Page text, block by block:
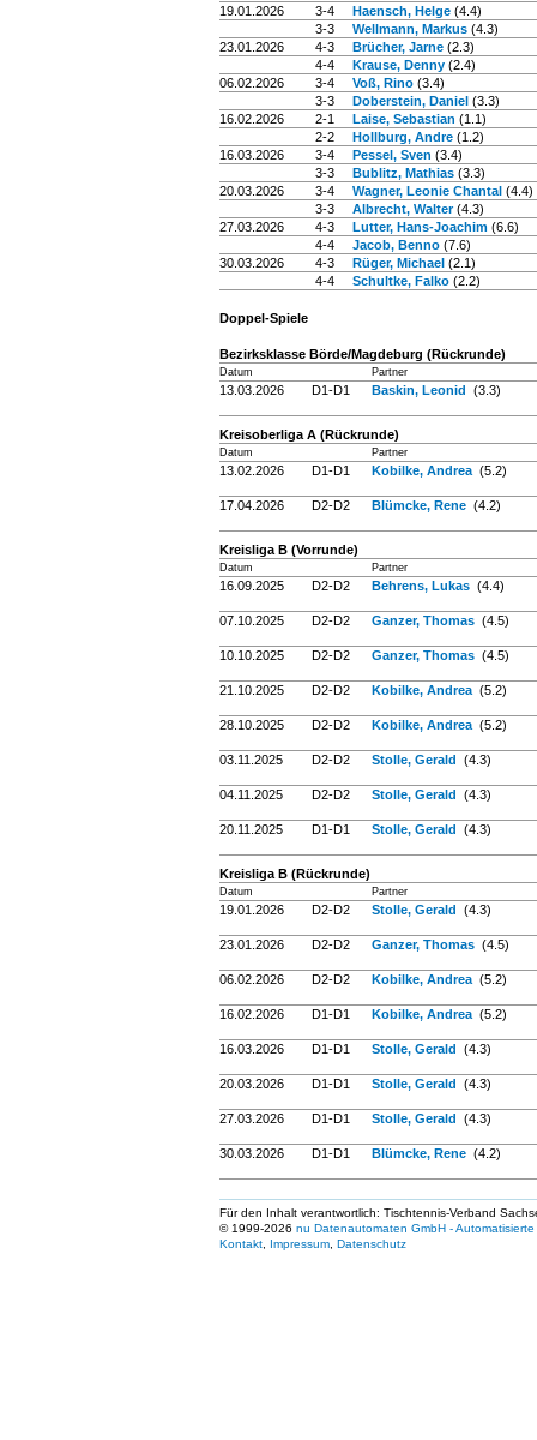
19.01.2026 3-4 Haensch, Helge (4.4)
3-3
Wellmann, Markus (4.3)
23.01.2026
4-3 Brücher, Jarne (2.3)
4-4
Krause, Denny (2.4)
06.02.2026
3-4 Voß, Rino (3.4)
3-3
Doberstein, Daniel (3.3)
16.02.2026
2-1 Laise, Sebastian (1.1)
2-2
Hollburg, Andre (1.2)
16.03.2026
3-4 Pessel, Sven (3.4)
3-3
Bublitz, Mathias (3.3)
20.03.2026
3-4 Wagner, Leonie Chantal (4.4)
3-3
Albrecht, Walter(4.3)
27.03.2026
4-3 Lutter, Hans-Joachim (6.6)
4-4
Jacob, Benno (7.6)
30.03.2026
4-3 Rüger, Michael (2.1)
4-4
Schultke, Falko (2.2)
Doppel-Spiele
Bezirksklasse Börde/Magdeburg (Rückrunde)
Datum Partner
13.03.2026 D1-D1 Baskin, Leonid (3.3)
Kreisoberliga A (Rückrunde)
Datum Partner
13.02.2026 D1-D1 Kobilke, Andrea (5.2)
17.04.2026 D2-D2 Blümcke, Rene (4.2)
Kreisliga B (Vorrunde)
Datum Partner
16.09.2025 D2-D2 Behrens, Lukas (4.4)
07.10.2025 D2-D2 Ganzer, Thomas (4.5)
10.10.2025 D2-D2 Ganzer, Thomas (4.5)
21.10.2025 D2-D2 Kobilke, Andrea (5.2)
28.10.2025 D2-D2 Kobilke, Andrea (5.2)
03.11.2025 D2-D2 Stolle, Gerald (4.3)
04.11.2025 D2-D2 Stolle, Gerald (4.3)
20.11.2025 D1-D1 Stolle, Gerald (4.3)
Kreisliga B (Rückrunde)
Datum Partner
19.01.2026 D2-D2 Stolle, Gerald (4.3)
23.01.2026 D2-D2 Ganzer, Thomas (4.5)
06.02.2026 D2-D2 Kobilke, Andrea (5.2)
16.02.2026 D1-D1 Kobilke, Andrea (5.2)
16.03.2026 D1-D1 Stolle, Gerald (4.3)
20.03.2026 D1-D1 Stolle, Gerald (4.3)
27.03.2026 D1-D1 Stolle, Gerald (4.3)
30.03.2026 D1-D1 Blümcke, Rene (4.2)
Für den Inhalt verantwortlich: Tischtennis-Verband
© 1999-2026 nu Datenautomaten GmbH -
Kontakt
Impressum Datenschutz